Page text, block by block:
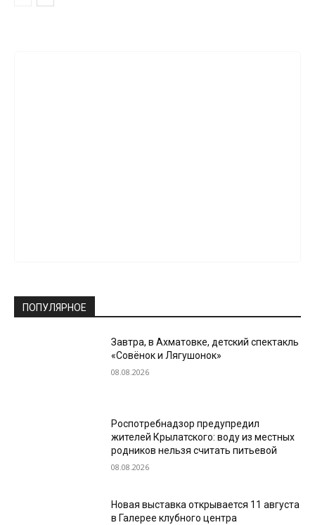
ПОПУЛЯРНОЕ
Завтра, в Ахматовке, детский спектакль
«Совёнок и Лягушонок»
08.08.2026
Роспотребнадзор предупредил
жителей Крылатского: воду из местных
родников нельзя считать питьевой
08.08.2026
Новая выставка открывается 11 августа
в Галерее клубного центра